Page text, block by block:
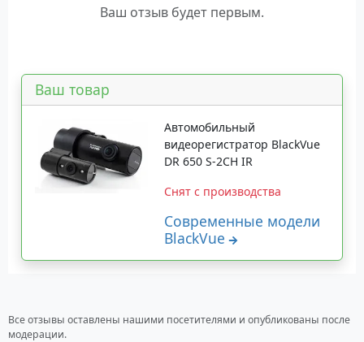
Ваш отзыв будет первым.
Ваш товар
Автомобильный
видеорегистратор BlackVue
DR 650 S-2CH IR
Снят с производства
Современные модели
BlackVue
Все отзывы оставлены нашими посетителями и опубликованы после
модерации.